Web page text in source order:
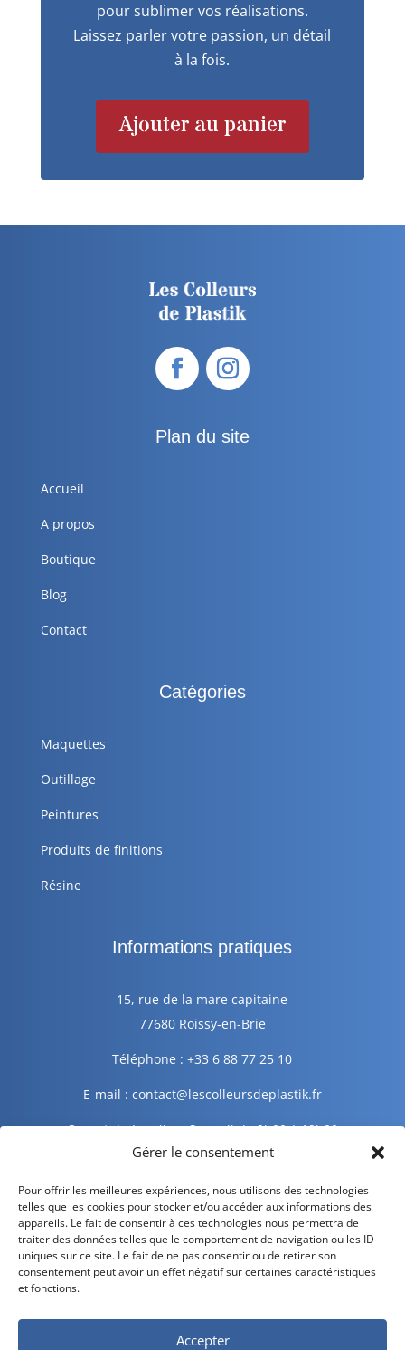
Gérer le consentement
Pour offrir les meilleures expériences, nous utilisons des technologies
telles que les cookies pour stocker et/ou accéder aux informations des
appareils. Le fait de consentir à ces technologies nous permettra de
traiter des données telles que le comportement de navigation ou les ID
uniques sur ce site. Le fait de ne pas consentir ou de retirer son
consentement peut avoir un effet négatif sur certaines caractéristiques
et fonctions.
Accepter
pour sublimer vos réalisations.
Laissez parler votre passion, un détail
à la fois.
Ajouter au panier
Plan du site
Accueil
A propos
Boutique
Blog
Contact
Catégories
Maquettes
Outillage
Peintures
Produits de finitions
Résine
Informations pratiques
15, rue de la mare capitaine
77680 Roissy-en-Brie
Téléphone : +33 6 88 77 25 10
E-mail : contact@lescolleursdeplastik.fr
Ouvert du Lundi au Samedi de 9h00 à 19h00
Informations légales
Mentions légales
Politique de confidentialité